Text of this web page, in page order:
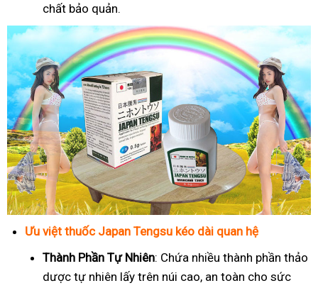
chất bảo quản.
Ưu việt thuốc Japan Tengsu kéo dài quan hệ
Thành Phần Tự Nhiên: Chứa nhiều thành phần thảo
dược tự nhiên lấy trên núi cao, an toàn cho sức